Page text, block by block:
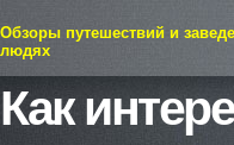
Обзоры путешествий и
людях
Как